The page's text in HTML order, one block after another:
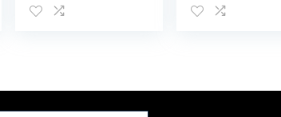
Traditionele
voor oven,
fornuis,